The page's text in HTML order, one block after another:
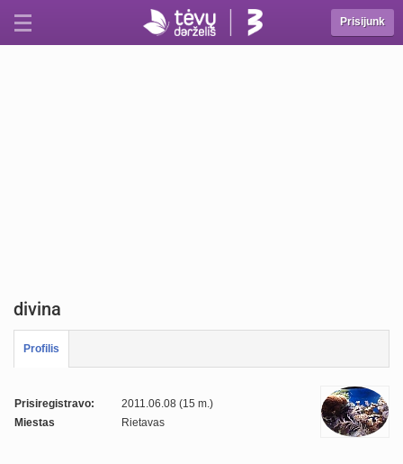
Prisijunk
divina
Profilis
Prisiregistravo:
2011.06.08 (15 m.)
Miestas
Rietavas